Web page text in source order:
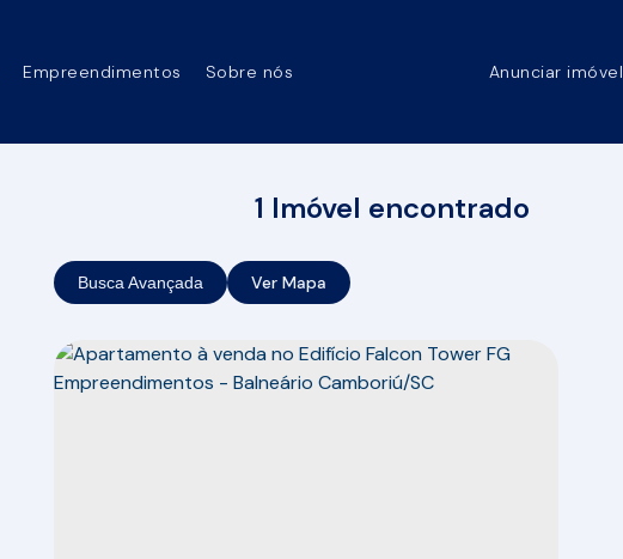
Anunciar imóvel
Sobre nós
Empreendimentos
1 Imóvel encontrado
Busca Avançada Ver Mapa